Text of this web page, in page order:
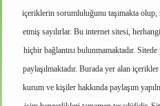
içeriklerin sorumluluğunu taşımakta
etmiş sayılırlar. Bu internet sitesi,
hiçbir bağlantısı bulunmamaktadır. Sitede
paylaşılmaktadır. Burada yer alan
kurum ve kişiler hakkında paylaşım